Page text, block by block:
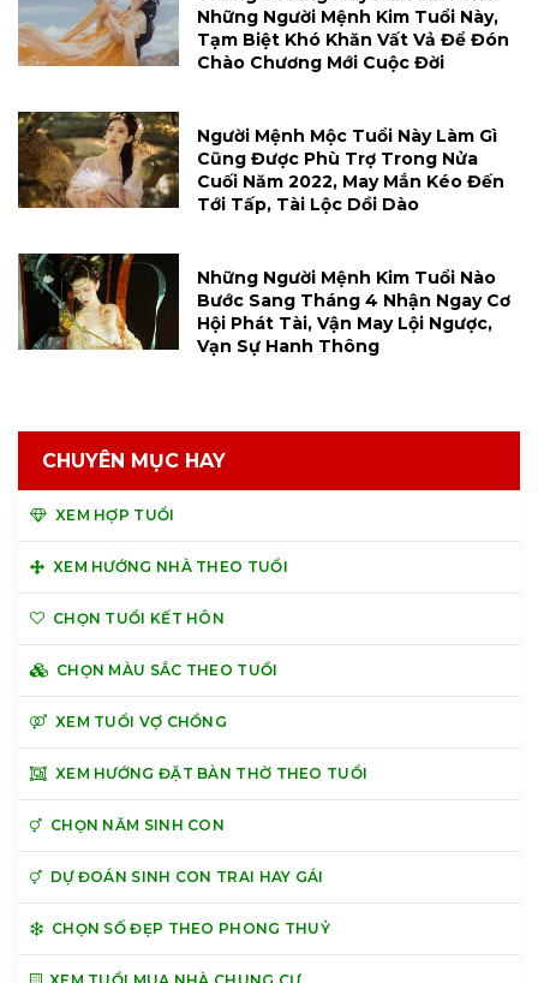
Những Người Mệnh Kim Tuổi Này,
Tạm Biệt Khó Khăn Vất Vả Để Đón
Chào Chương Mới Cuộc Đời
Người Mệnh Mộc Tuổi Này Làm Gì
Cũng Được Phù Trợ Trong Nửa
Cuối Năm 2022, May Mắn Kéo Đến
Tới Tấp, Tài Lộc Dồi Dào
Những Người Mệnh Kim Tuổi Nào
Bước Sang Tháng 4 Nhận Ngay Cơ
Hội Phát Tài, Vận May Lội Ngược,
Vạn Sự Hanh Thông
CHUYÊN MỤC HAY
XEM HỢP TUỔI
XEM HƯỚNG NHÀ THEO TUỔI
CHỌN TUỔI KẾT HÔN
CHỌN MÀU SẮC THEO TUỔI
XEM TUỔI VỢ CHỒNG
XEM HƯỚNG ĐẶT BÀN THỜ THEO TUỔI
CHỌN NĂM SINH CON
DỰ ĐOÁN SINH CON TRAI HAY GÁI
CHỌN SỐ ĐẸP THEO PHONG THUỶ